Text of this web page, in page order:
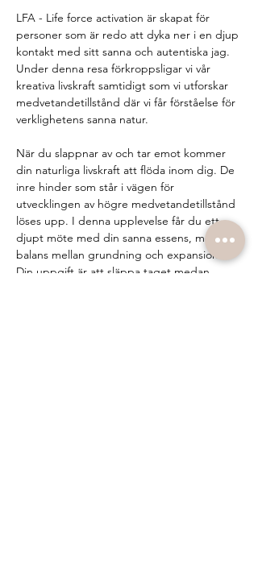
LFA - Life force activation är skapat för
personer som är redo att dyka ner i en djup
kontakt med sitt sanna och autentiska jag.
Under denna resa förkroppsligar vi vår
kreativa livskraft samtidigt som vi utforskar
medvetandetillstånd där vi får förståelse för
verklighetens sanna natur.
När du slappnar av och tar emot kommer
din naturliga livskraft att flöda inom dig. De
inre hinder som står i vägen för
utvecklingen av högre medvetandetillstånd
löses upp. I denna upplevelse får du ett
djupt möte med din sanna essens, med
balans mellan grundning och expansion.
Din uppgift är att släppa taget medan